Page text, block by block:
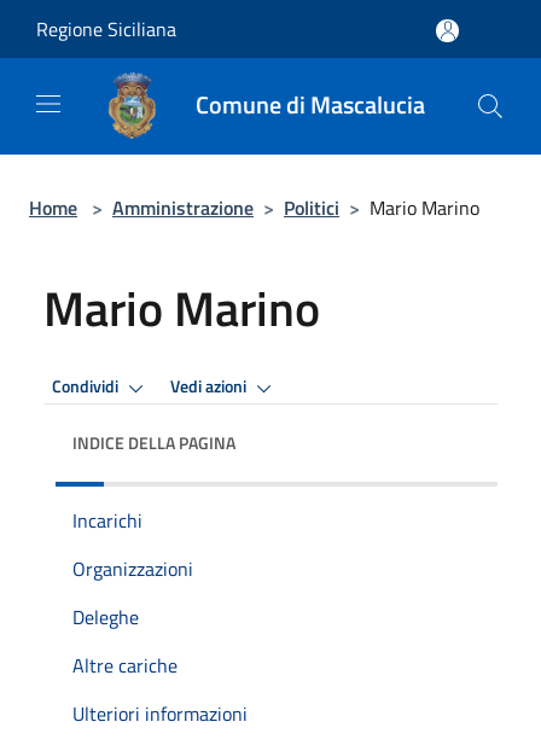
Regione Siciliana
Comune di Mascalucia
Home > Amministrazione > Politici > Mario Marino
Mario Marino
Condividi Vedi azioni
INDICE DELLA PAGINA
Incarichi
Organizzazioni
Deleghe
Altre cariche
Ulteriori informazioni